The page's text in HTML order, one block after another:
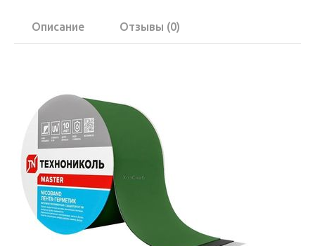
Описание Отзывы (0)